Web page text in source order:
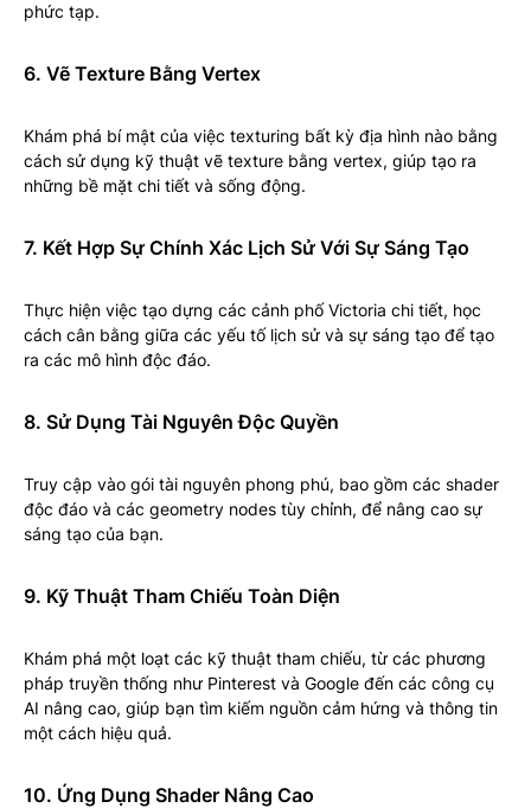
phức tạp.
6. Vẽ Texture Bằng Vertex
Khám phá bí mật của việc texturing bất kỳ địa hình nào bằng
cách sử dụng kỹ thuật vẽ texture bằng vertex, giúp tạo ra
những bề mặt chi tiết và sống động.
7. Kết Hợp Sự Chính Xác Lịch Sử Với Sự Sáng Tạo
Thực hiện việc tạo dựng các cảnh phố Victoria chi tiết, học
cách cân bằng giữa các yếu tố lịch sử và sự sáng tạo để tạo
ra các mô hình độc đáo.
8. Sử Dụng Tài Nguyên Độc Quyền
Truy cập vào gói tài nguyên phong phú, bao gồm các shader
độc đáo và các geometry nodes tùy chỉnh, để nâng cao sự
sáng tạo của bạn.
9. Kỹ Thuật Tham Chiếu Toàn Diện
Khám phá một loạt các kỹ thuật tham chiếu, từ các phương
pháp truyền thống như Pinterest và Google đến các công cụ
AI nâng cao, giúp bạn tìm kiếm nguồn cảm hứng và thông tin
một cách hiệu quả.
10. Ứng Dụng Shader Nâng Cao